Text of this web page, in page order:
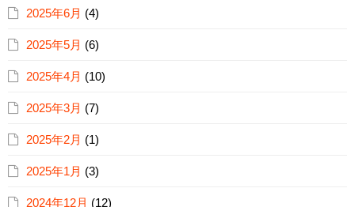
2025年6月 (4)
2025年5月 (6)
2025年4月 (10)
2025年3月 (7)
2025年2月 (1)
2025年1月 (3)
2024年12月 (12)